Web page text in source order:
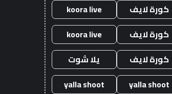
كورة لايف
koora live
كورة لايف
koora live
كورة لايف
يلا شوت
yalla shoot
yalla shoot